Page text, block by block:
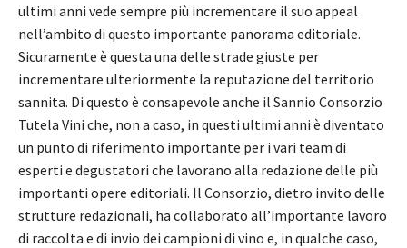
ultimi anni vede sempre più incrementare il suo appeal
nell’ambito di questo importante panorama editoriale.
Sicuramente è questa una delle strade giuste per
incrementare ulteriormente la reputazione del territorio
sannita. Di questo è consapevole anche il Sannio Consorzio
Tutela Vini che, non a caso, in questi ultimi anni è diventato
un punto di riferimento importante per i vari team di
esperti e degustatori che lavorano alla redazione delle più
importanti opere editoriali. Il Consorzio, dietro invito delle
strutture redazionali, ha collaborato all’importante lavoro
di raccolta e di invio dei campioni di vino e, in qualche caso,